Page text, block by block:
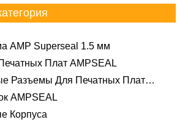
AMP Superseal 1.5 мм
Плат AMPSEAL
Разъемы Для Печатных Плат
AMPSEAL
Корпуса